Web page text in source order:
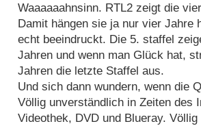
Waaaaaahnsinn. RTL2 zeigt die
Damit hängen sie ja nur vier Jahre
echt beeindruckt. Die 5. staffel
Jahren und wenn man Glück hat,
Jahren die letzte Staffel aus.
Und sich dann wundern, wenn die
Völlig unverständlich in Zeiten des
Videothek, DVD und Blueray.